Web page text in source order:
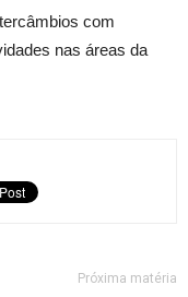
com
nas áreas da
Próxima matéria